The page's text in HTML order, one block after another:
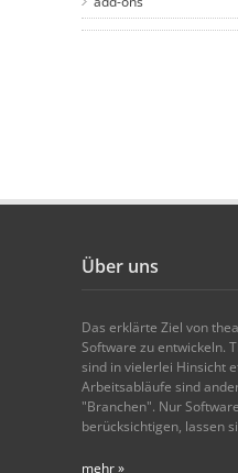
Über uns
Das erklärte Ziel von
Software zu entwickeln.
sind in vielerlei Hinsicht
Arbeitsabläufe sind
"Branchen". Nur
berücksichtigen, lassen
mehr »